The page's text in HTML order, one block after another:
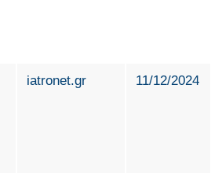
iatronet.gr 11/12/2024